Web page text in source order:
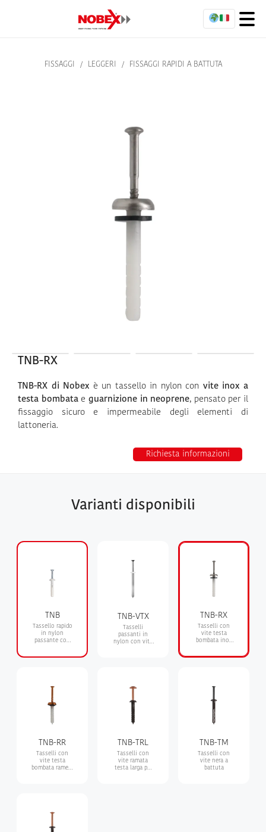
FISSAGGI / LEGGERI / FISSAGGI RAPIDI A BATTUTA
TNB-RX
TNB-RX di Nobex è un tassello in nylon con vite inox a
testa bombatae guarnizione in neoprene, pensato per il
fissaggio sicuro e impermeabile degli elementi di
lattoneria.
Richiesta informazioni
Varianti disponibili
TNB
Tassello rapido
in nylon
passante con
TNB-VTX
Tasselli
passanti in
nylon con vite
TNB-RX
Tasselli con
vite testa
bombata inox
neoprene per
TNB-RR
Tasselli con
vite testa
bombata rame e
TNB-TRL
Tasselli con
vite ramata
testa larga per
TNB-TM
Tasselli con
vite nera a
battuta